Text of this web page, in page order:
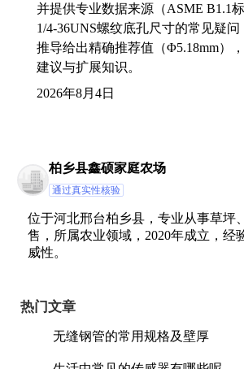
并提供专业数据来源（ASME B1.1
1/4-36UNS螺纹底孔尺寸的常见疑
推导给出精确推荐值（Φ5.18mm）
建议与扩展知识。
2026年8月4日
柏乡县鑫硕家庭农场
通过真实性核验
位于河北邢台柏乡县，专业从事草坪
售，所属农业领域，2020年成立，经
威性。
热门文章
无缝钢管的常用规格及壁厚